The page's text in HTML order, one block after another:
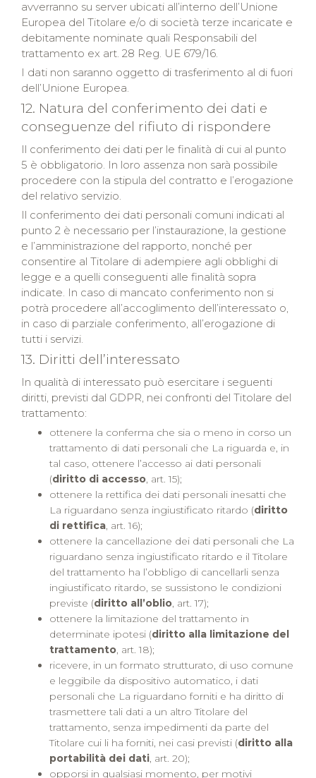
avverranno su server ubicati all’interno dell’Unione
Europea del Titolare e/o di società terze incaricate e
debitamente nominate quali Responsabili del
trattamento ex art. 28 Reg. UE 679/16.
I dati non saranno oggetto di trasferimento al di fuori
dell’Unione Europea.
12. Natura del conferimento dei dati e
conseguenze del rifiuto di rispondere
Il conferimento dei dati per le finalità di cui al punto
5 è obbligatorio. In loro assenza non sarà possibile
procedere con la stipula del contratto e l’erogazione
del relativo servizio.
Il conferimento dei dati personali comuni indicati al
punto 2 è necessario per l’instaurazione, la gestione
e l’amministrazione del rapporto, nonché per
consentire al Titolare di adempiere agli obblighi di
legge e a quelli conseguenti alle finalità sopra
indicate. In caso di mancato conferimento non si
potrà procedere all’accoglimento dell’interessato o,
in caso di parziale conferimento, all’erogazione di
tutti i servizi.
13. Diritti dell’interessato
In qualità di interessato può esercitare i seguenti
diritti, previsti dal GDPR, nei confronti del Titolare del
trattamento:
ottenere la conferma che sia o meno in corso un
trattamento di dati personali che La riguarda e, in
tal caso, ottenere l’accesso ai dati personali
(diritto di accesso, art. 15);
ottenere la rettifica dei dati personali inesatti che
La riguardano senza ingiustificato ritardo (diritto
di rettifica, art. 16);
ottenere la cancellazione dei dati personali che La
riguardano senza ingiustificato ritardo e il Titolare
del trattamento ha l’obbligo di cancellarli senza
ingiustificato ritardo, se sussistono le condizioni
previste (diritto all’oblio, art. 17);
ottenere la limitazione del trattamento in
determinate ipotesi (diritto alla limitazione del
trattamento, art. 18);
ricevere, in un formato strutturato, di uso comune
e leggibile da dispositivo automatico, i dati
personali che La riguardano forniti e ha diritto di
trasmettere tali dati a un altro Titolare del
trattamento, senza impedimenti da parte del
Titolare cui li ha forniti, nei casi previsti (diritto alla
portabilità dei dati, art. 20);
opporsi in qualsiasi momento, per motivi